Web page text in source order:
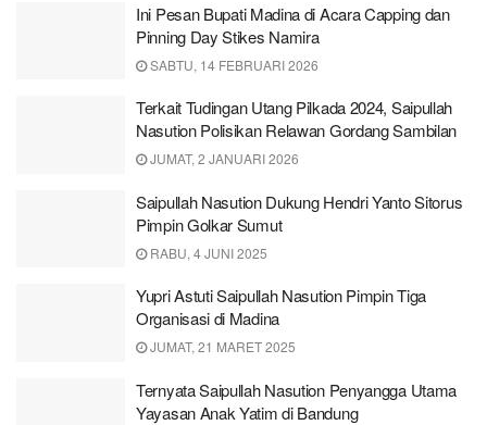
Ini Pesan Bupati Madina di Acara Capping dan
Pinning Day Stikes Namira
SABTU, 14 FEBRUARI 2026
Terkait Tudingan Utang Pilkada 2024, Saipullah
Nasution Polisikan Relawan Gordang Sambilan
JUMAT, 2 JANUARI 2026
Saipullah Nasution Dukung Hendri Yanto Sitorus
Pimpin Golkar Sumut
RABU, 4 JUNI 2025
Yupri Astuti Saipullah Nasution Pimpin Tiga
Organisasi di Madina
JUMAT, 21 MARET 2025
Ternyata Saipullah Nasution Penyangga Utama
Yayasan Anak Yatim di Bandung